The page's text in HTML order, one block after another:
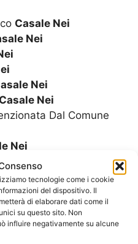
tecnologie come i cookie
del dispositivo. Il
di elaborare dati come il
su questo sito. Non
influire negativamente su alcune
Casale Nei
Nei
Nei
Casale Nei
Dal Comune
Nei
Cimiteriali
E Ringraziamenti